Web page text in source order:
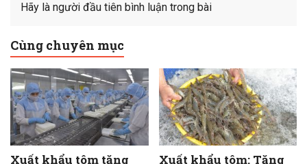
Hãy là người đầu tiên bình luận trong bài
Cùng chuyên mục
Xuất khẩu tôm tăng
Xuất khẩu tôm: Tăng